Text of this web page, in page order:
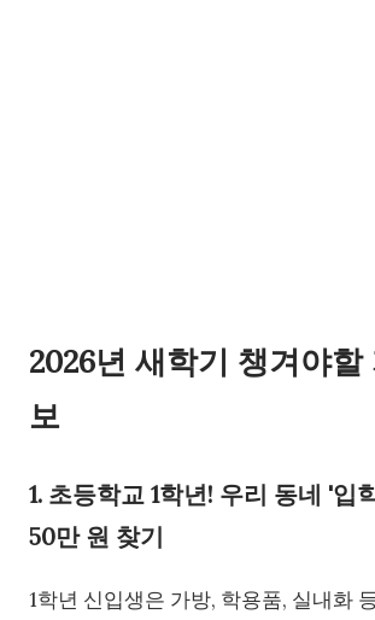
2026년 새학기 챙겨야할
보
1. 초등학교 1학년! 우리 동네 '입
50만 원 찾기
1학년 신입생은 가방, 학용품, 실내화